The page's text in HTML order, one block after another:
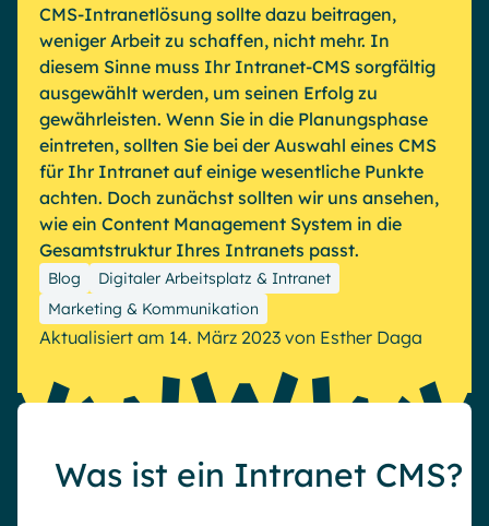
Effizientes Wissensmanagement am Arbeitsplatz
CMS-Intranetlösung sollte dazu beitragen,
weniger Arbeit zu schaffen, nicht mehr. In
diesem Sinne muss Ihr Intranet-CMS sorgfältig
ausgewählt werden, um seinen Erfolg zu
gewährleisten. Wenn Sie in die Planungsphase
eintreten, sollten Sie bei der Auswahl eines CMS
für Ihr Intranet auf einige wesentliche Punkte
achten. Doch zunächst sollten wir uns ansehen,
wie ein Content Management System in die
Gesamtstruktur Ihres Intranets passt.
Blog
Digitaler Arbeitsplatz & Intranet
Marketing & Kommunikation
Aktualisiert am 14. März 2023 von Esther Daga
Was ist ein Intranet CMS?